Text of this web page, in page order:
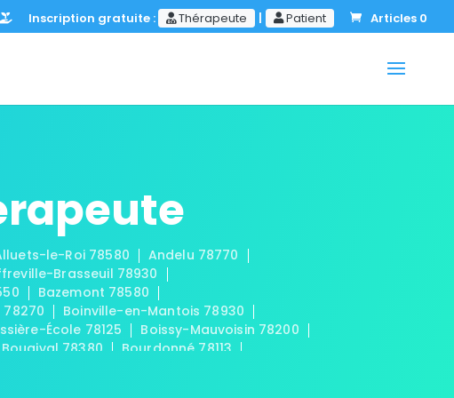
Inscription gratuite : Thérapeute | Patient Articles 0
le-Roi 78580
Andelu 78770
Brasseuil 78930
Bazemont 78580
78270
Boinville-en-Mantois 78930
École 78125
Boissy-Mauvoisin 78200
Bougival 78380
Bourdonné 78113